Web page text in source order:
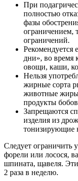
При
полностью
фазы
ограничением,
ограничений.
Рекомендуется
дни», во время
овощи, каши,
Нельзя
жирные сорта
животные
продукты
Запрещаются
изделия из
тонизирующие
Следует ограничить
форели или лосося,
шпината, щавеля.
2 раза в неделю.